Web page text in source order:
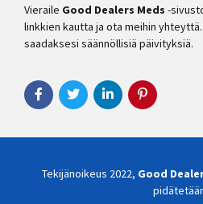
Vieraile Good Dealers Meds -
linkkien kautta ja ota meihin
saadaksesi säännöllisiä päivityksiä.
Tekijänoikeus 2022, Good